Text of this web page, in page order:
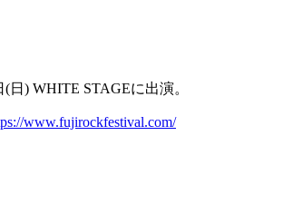
(日) WHITE STAGEに出演。
www.fujirockfestival.com/